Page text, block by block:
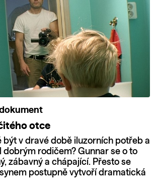
otce
být v dravé době iluzorních potřeb a
dobrým rodičem? Gunnar se o to
zábavný a chápající. Přesto se
postupně vytvoří dramatická